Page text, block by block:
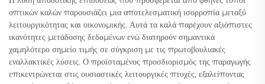
οπτικών καλών παρουσιάζει μια αποτελεσματική ισορροπία μεταξύ
λειτουργικότητας και οικονομικής. Αυτά τα καλά παρέχουν αξιόπιστες
ικανότητες μετάδοσης δεδομένων ενώ διατηρούν σημαντικά
χαμηλότερο σημείο τιμής σε σύγκριση με τις πρωτοβουλιακές
εναλλακτικές λύσεις. Ο προϊσταμένος προσδιορισμός της παραγωγής
επικεντρώνεται στις ουσιαστικές λειτουργικές πτυχές, εξαλείποντας